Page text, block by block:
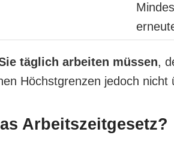
täglich arbeiten müssen,
Höchstgrenzen jedoch nicht
Arbeitszeitgesetz?